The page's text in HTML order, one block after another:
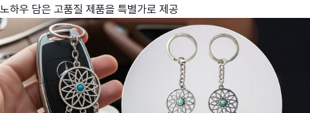
노하우 담은 고품질 제품을 특별가로 제공